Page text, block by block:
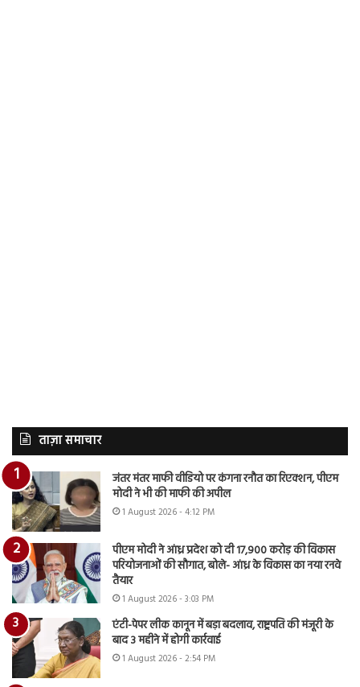
ताज़ा समाचार
जंतर मंतर माफी वीडियो पर कंगना रनौत का रिएक्शन, पीएम
मोदी ने भी की माफी की अपील
1 August 2026 - 4:12 PM
पीएम मोदी ने आंध्र प्रदेश को दी 17,900 करोड़ की विकास
परियोजनाओं की सौगात, बोले- आंध्र के विकास का नया रनवे
तैयार
1 August 2026 - 3:03 PM
एंटी-पेपर लीक कानून में बड़ा बदलाव, राष्ट्रपति की मंजूरी के
बाद 3 महीने में होगी कार्रवाई
1 August 2026 - 2:54 PM